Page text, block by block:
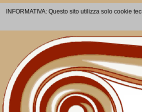
INFORMATIVA: Questo sito utilizza solo cookie